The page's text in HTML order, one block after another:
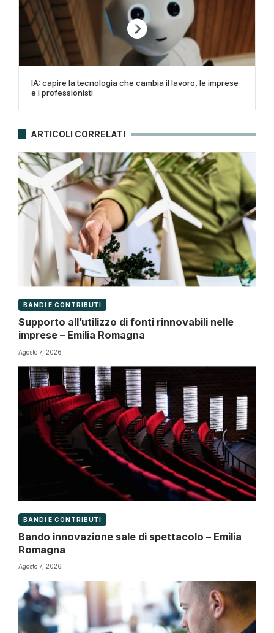
IA: capire la tecnologia che cambia il lavoro, le imprese
e i professionisti
ARTICOLI CORRELATI
BANDI E CONTRIBUTI
Supporto all’utilizzo di fonti rinnovabili nelle
imprese – Emilia Romagna
Agosto 7, 2026
BANDI E CONTRIBUTI
Bando innovazione sale di spettacolo – Emilia
Romagna
Agosto 7, 2026